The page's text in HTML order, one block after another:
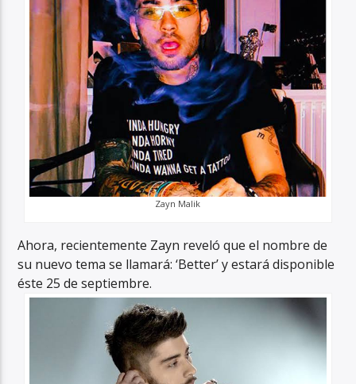
Zayn Malik
Ahora, recientemente Zayn reveló que el nombre de
su nuevo tema se llamará: ‘Better’ y estará disponible
éste 25 de septiembre.